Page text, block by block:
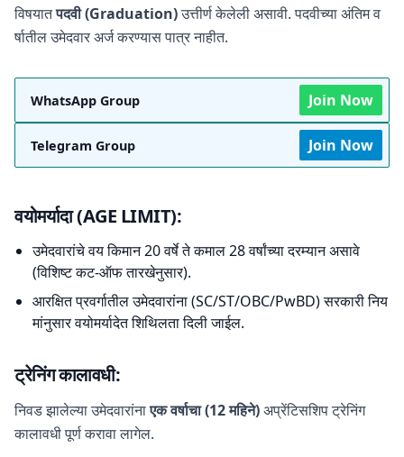
विषयातपदवी (Graduation)उत्तीर्ण केलेली असावी. पदवीच्या अंतिम व
र्षातील उमेदवार अर्ज करण्यास पात्र नाहीत.
WhatsApp Group Join Now
Telegram Group Join Now
वयोमर्यादा (AGE LIMIT):
उमेदवारांचे वय किमान 20 वर्षे ते कमाल 28 वर्षांच्या दरम्यान असावे
(विशिष्ट कट-ऑफ तारखेनुसार).
आरक्षित प्रवर्गातील उमेदवारांना (SC/ST/OBC/PwBD) सरकारी निय
मांनुसार वयोमर्यादेत शिथिलता दिली जाईल.
ट्रेनिंग कालावधी:
निवड झालेल्या उमेदवारांनाएक वर्षाचा (12 महिने)अप्रेंटिसशिप ट्रेनिंग
कालावधी पूर्ण करावा लागेल.